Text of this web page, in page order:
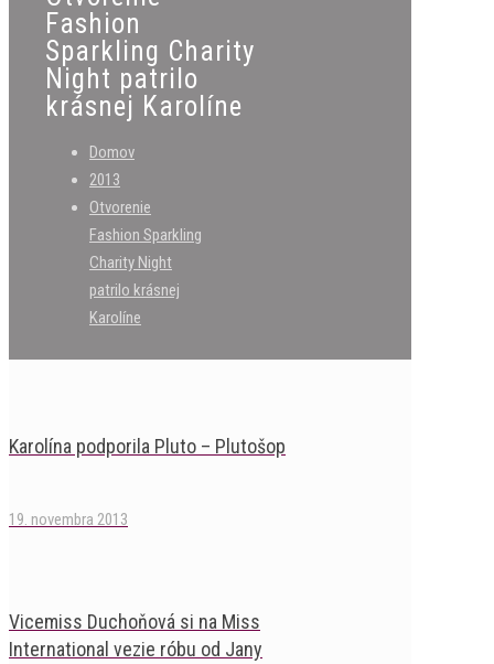
Fashion
Sparkling Charity
Night patrilo
krásnej Karolíne
Domov
2013
Otvorenie
Fashion Sparkling
Charity Night
patrilo krásnej
Karolíne
Karolína podporila Pluto – Plutošop
19. novembra 2013
Vicemiss Duchoňová si na Miss
International vezie róbu od Jany